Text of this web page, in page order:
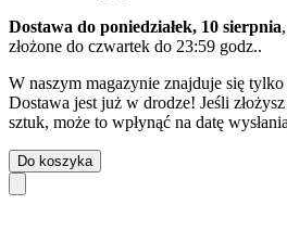
Dostawa do poniedziałek, 10 sierpnia
złożone do czwartek do 23:59 godz..
W naszym magazynie znajduje się
Dostawa jest już w drodze! Jeśli
sztuk, może to wpłynąć na datę
Do koszyka